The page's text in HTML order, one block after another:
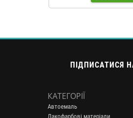
ПІДПИСАТИСЯ
КАТЕГОРІЇ
Автоемаль
Лакофарбові матеріали